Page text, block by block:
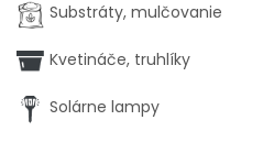
Substráty, mulčovanie
Kvetináče, truhlíky
Solárne lampy